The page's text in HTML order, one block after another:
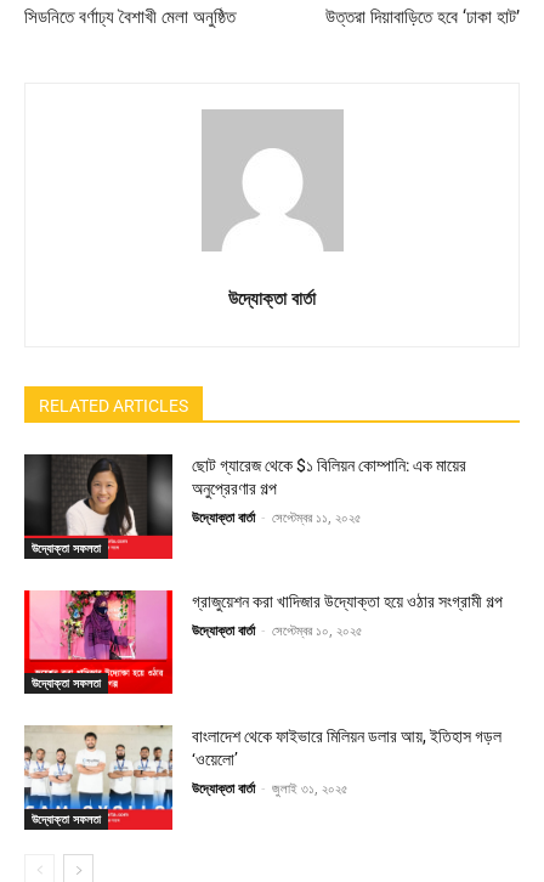
সিডনিতে বর্ণাঢ্য বৈশাখী মেলা অনুষ্ঠিত উত্তরা দিয়াবাড়িতে হবে ‘ঢাকা হাট’
উদ্যোক্তা বার্তা
RELATED ARTICLES
উদ্যোক্তা সফলতা
ছোট গ্যারেজ থেকে $১ বিলিয়ন কোম্পানি: এক মায়ের
অনুপ্রেরণার গল্প
উদ্যোক্তা বার্তা - সেপ্টেম্বর ১১, ২০২৫
উদ্যোক্তা সফলতা
গ্রাজুয়েশন করা খাদিজার উদ্যোক্তা হয়ে ওঠার সংগ্রামী গল্প
উদ্যোক্তা বার্তা - সেপ্টেম্বর ১০, ২০২৫
উদ্যোক্তা সফলতা
বাংলাদেশ থেকে ফাইভারে মিলিয়ন ডলার আয়, ইতিহাস গড়ল
‘ওয়েলো’
উদ্যোক্তা বার্তা - জুলাই ৩১, ২০২৫